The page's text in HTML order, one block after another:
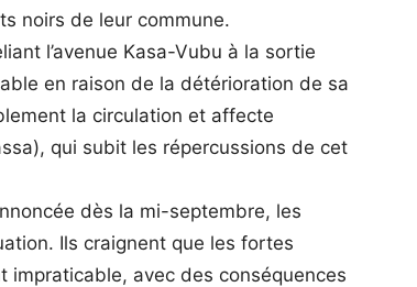
noirs de leur commune.
l’avenue Kasa-Vubu à la sortie
en raison de la détérioration de sa
la circulation et affecte
qui subit les répercussions de cet
dès la mi-septembre, les
Ils craignent que les fortes
avec des conséquences